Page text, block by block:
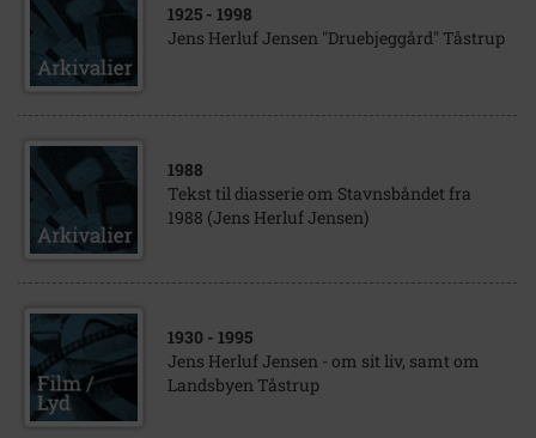
1925 - 1998
Jens Herluf Jensen "Druebjeggård" Tåstrup
1988
Tekst til diasserie om Stavnsbåndet fra
1988 (Jens Herluf Jensen)
1930 - 1995
Jens Herluf Jensen - om sit liv, samt om
Landsbyen Tåstrup